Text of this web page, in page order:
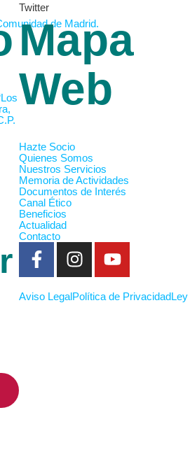
Twitter
Mapa
Web
Hazte Socio
Quienes Somos
Nuestros Servicios
Memoria de Actividades
Documentos de Interés
Canal Ético
Beneficios
Actualidad
Contacto
Aviso LegalPolítica de Privacidad